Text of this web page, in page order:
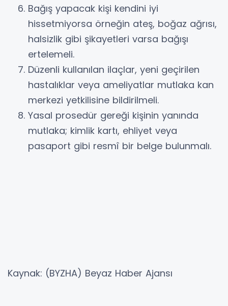
Bağış yapacak kişi kendini iyi
hissetmiyorsa örneğin ateş, boğaz ağrısı,
halsizlik gibi şikayetleri varsa bağışı
ertelemeli.
Düzenli kullanılan ilaçlar, yeni geçirilen
hastalıklar veya ameliyatlar mutlaka kan
merkezi yetkilisine bildirilmeli.
Yasal prosedür gereği kişinin yanında
mutlaka; kimlik kartı, ehliyet veya
pasaport gibi resmî bir belge bulunmalı.
Kaynak: (BYZHA) Beyaz Haber Ajansı